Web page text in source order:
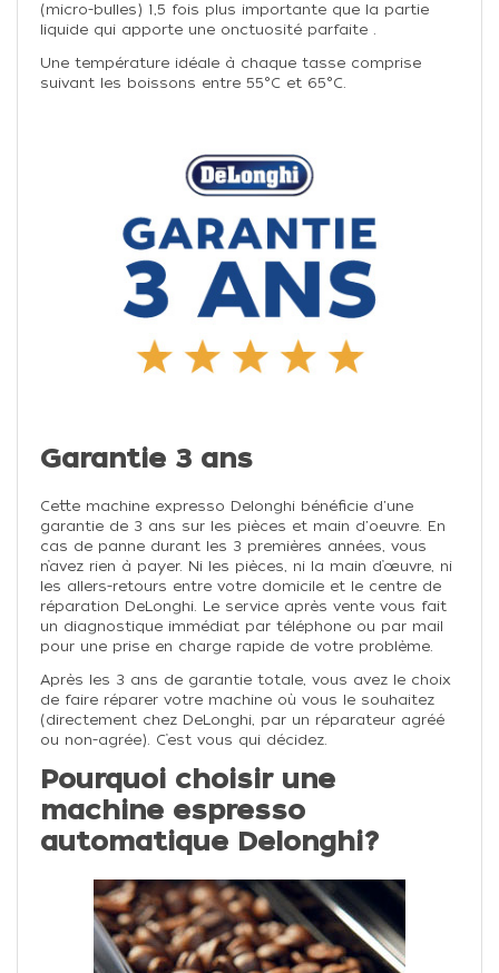
(micro-bulles) 1,5 fois plus importante que la partie
liquide qui apporte une onctuosité parfaite .
Une température idéale à chaque tasse comprise
suivant les boissons entre 55°C et 65°C.
Garantie 3 ans
Cette machine expresso Delonghi bénéficie d'une
garantie de 3 ans sur les pièces et main d'oeuvre. En
cas de panne durant les 3 premières années, vous
n’avez rien à payer. Ni les pièces, ni la main d’œuvre, ni
les allers-retours entre votre domicile et le centre de
réparation DeLonghi. Le service après vente vous fait
un diagnostique immédiat par téléphone ou par mail
pour une prise en charge rapide de votre problème.
Après les 3 ans de garantie totale, vous avez le choix
de faire réparer votre machine où vous le souhaitez
(directement chez DeLonghi, par un réparateur agréé
ou non-agrée). C’est vous qui décidez.
Pourquoi choisir une
machine espresso
automatique Delonghi?